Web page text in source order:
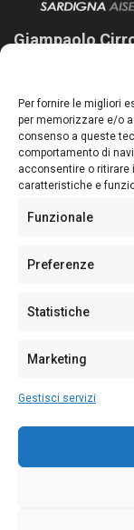
Per fornire le migliori
per memorizzare e/o
consenso a queste
comportamento di
acconsentire o ritirare
caratteristiche e
Funzionale
Preferenze
Statistiche
Marketing
Gestisci servizi
Giampaolo
Sardegna Ieri-
lettori su quanto
nostro passato e,
Follow Us
Sede:Via Cristoforo
Partita IVA
128/2020 del 10/02/
Per la Pubblicità: